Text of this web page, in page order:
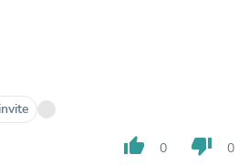
thumb_up 0 thumb_down 0